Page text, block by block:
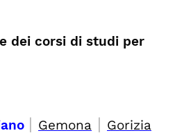
dei corsi di studi per
| Gemona | Gorizia